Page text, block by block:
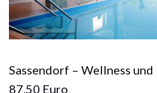
Sassendorf – Wellness und
87.50 Euro